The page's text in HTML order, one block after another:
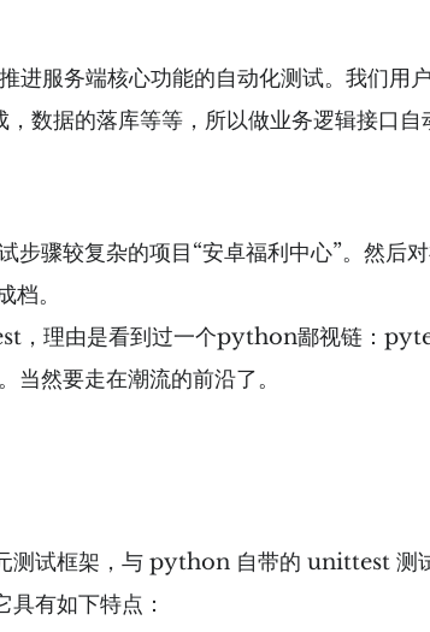
进服务端核心功能的自动化测试。我们用
数据的落库等等，所以做业务逻辑接口
步骤较复杂的项目“安卓福利中心”。然
档。
，理由是看到过一个python鄙视链：
然要走在潮流的前沿了。
试框架，与 python 自带的 unittest 测
有如下特点：